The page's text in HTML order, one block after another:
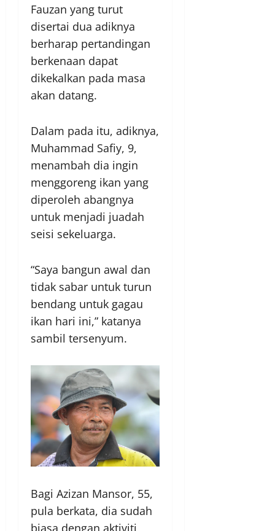
Fauzan yang turut
disertai dua adiknya
berharap pertandingan
berkenaan dapat
dikekalkan pada masa
akan datang.
Dalam pada itu, adiknya,
Muhammad Safiy, 9,
menambah dia ingin
menggoreng ikan yang
diperoleh abangnya
untuk menjadi juadah
seisi sekeluarga.
“Saya bangun awal dan
tidak sabar untuk turun
bendang untuk gagau
ikan hari ini,” katanya
sambil tersenyum.
Bagi Azizan Mansor, 55,
pula berkata, dia sudah
biasa dengan aktiviti